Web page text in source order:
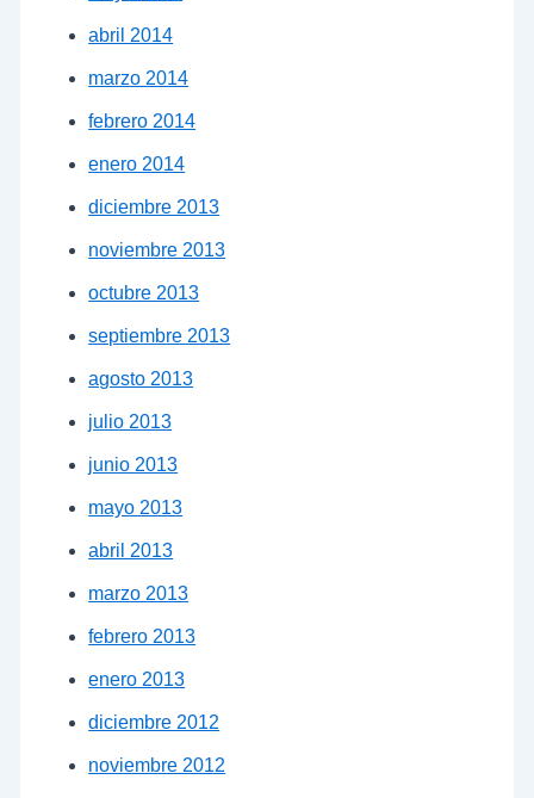
abril 2014
marzo 2014
febrero 2014
enero 2014
diciembre 2013
noviembre 2013
octubre 2013
septiembre 2013
agosto 2013
julio 2013
junio 2013
mayo 2013
abril 2013
marzo 2013
febrero 2013
enero 2013
diciembre 2012
noviembre 2012